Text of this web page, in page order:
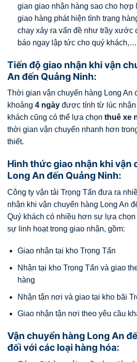
gian giao nhận hàng sao cho hợp
giao hàng phát hiện tình trạng
chạy xảy ra vấn đề như trầy xước
báo ngay lập tức cho quý
Tiến độ giao nhận khi vận
An đến Quảng Ninh:
Thời gian vận chuyển hàng Long An
khoảng 4 ngày được tính từ lúc
khách cũng có thể lựa chọn thuê xe
thời gian vận chuyển nhanh hơn
thiết.
Hình thức giao nhận khi vận
Long An đến Quảng Ninh:
Công ty vận tải Trọng Tấn đưa ra
nhận khi vận chuyển hàng Long An
Quý khách có nhiều hơn sự lựa
sự linh hoạt trong giao nhận, gồm:
Giao nhận tại kho Trọng Tấn
Nhận tại kho Trọng Tấn và giao
hàng
Nhận tận nơi và giao tại kho bãi
Giao nhận tận nơi theo yêu cầu
Vận chuyển hàng Long An
đối với các loại hàng hóa: